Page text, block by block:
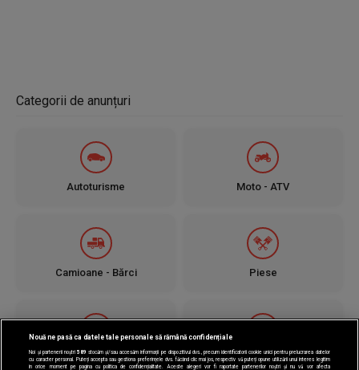
Categorii de anunțuri
Autoturisme Moto - ATV
Camioane - Bărci Piese
Jante - Anvelope Utilaje
Nouă ne pasă ca datele tale personale să rămână confidențiale
Noi și partenerii noștri 589 stocăm și/sau accesăm informații pe dispozitivul dvs., precum identificatorii cookie unici pentru prelucrarea datelor
cu caracter personal. Puteți accepta sau gestiona preferințele dvs. făcând clic mai jos, respectiv vă puteți opune utilizării unui interes legitim
în orice moment pe pagina cu politica de confidențialitate. Aceste alegeri vor fi raportate partenerilor noștri și nu vă vor afecta